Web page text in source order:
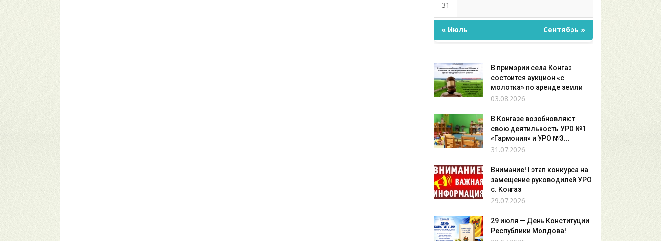
31
« Июль Сентябрь »
В примэрии села Конгаз
состоится аукцион «с
молотка» по аренде земли
03.08.2026
В Конгазе возобновляют
свою деятильность УРО №1
«Гармония» и УРО №3...
31.07.2026
Внимание! I этап конкурса на
замещение руководилей УРО
с. Конгаз
29.07.2026
29 июля — День Конституции
Республики Молдова!